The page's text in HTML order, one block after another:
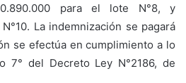
para el lote N°8, y
La indemnización se pagará
se efectúa en cumplimiento a lo
7° del Decreto Ley N°2186, de